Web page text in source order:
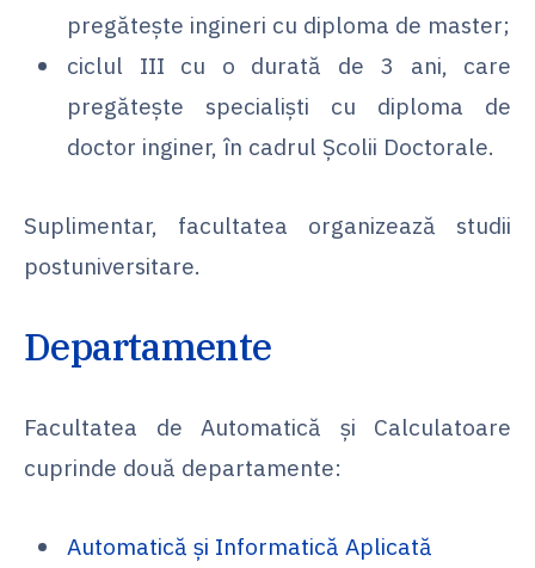
pregătește ingineri cu diploma de master;
ciclul III cu o durată de 3 ani, care
pregătește specialiști cu diploma de
doctor inginer, în cadrul Școlii Doctorale.
Suplimentar, facultatea organizează studii
postuniversitare.
Departamente
Facultatea de Automatică și Calculatoare
cuprinde două departamente:
Automatică și Informatică Aplicată